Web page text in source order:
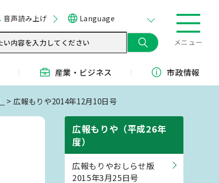
音声読み上げ Language
メニュー
産業・ ビジネス 市政情報
> 広報もりや2014年12月10日号
広報もりや（平成26年
度）
広報もりやおしらせ版
2015年3月25日号